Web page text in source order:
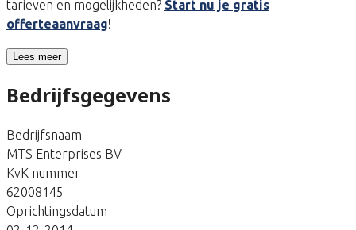
tarieven en mogelijkheden? Start nu je gratis
offerteaanvraag!
Lees meer
Bedrijfsgegevens
Bedrijfsnaam
MTS Enterprises BV
KvK nummer
62008145
Oprichtingsdatum